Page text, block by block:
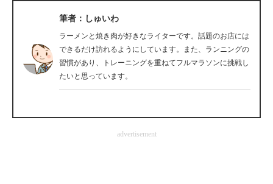
経営リーダーのコミュニティ
マーケ×ITの今がよく分かる
ITエンジニア向け専門サイト
筆者：しゅいわ
ラーメンと焼き肉が好きなライターです。話題のお店には
できるだけ訪れるようにしています。また、ランニングの
習慣があり、トレーニングを重ねてフルマラソンに挑戦し
たいと思っています。
advertisement